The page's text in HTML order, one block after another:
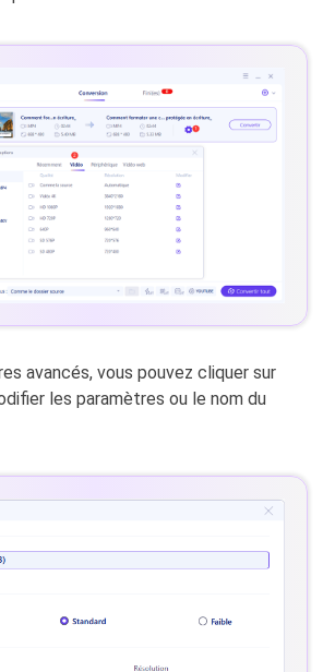
avancés, vous pouvez cliquer sur
les paramètres ou le nom du